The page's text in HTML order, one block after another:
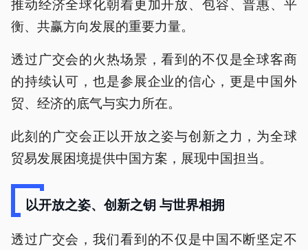
衡、共赢方向发展的重要力量。
透过广交会的火热场景，看到的不仅是全球客商
的持续认可，也是参展企业的信心，更是中国外
贸、经济的底气与实力所在。
此刻的广交会正以开放之姿与创新之力，为全球
贸易发展困境提供中国方案，展现中国担当。
以开放之姿、创新之钥 与世界相拥
透过广交会，我们看到的不仅是中国不断坚定不